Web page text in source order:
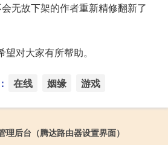
无故下架的作者重新精修翻新了
对大家有所帮助。
在线 姻缘 游戏
理后台（腾达路由器设置界面）